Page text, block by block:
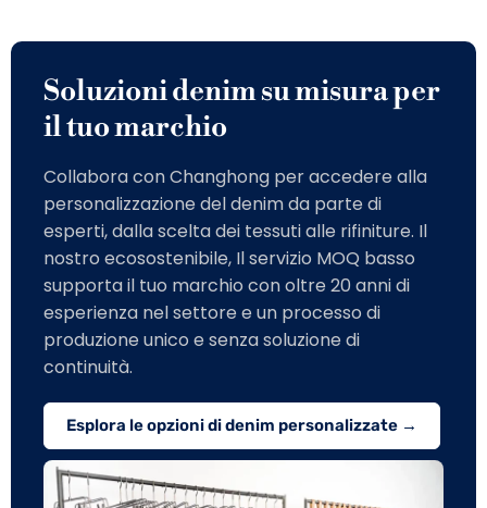
Soluzioni denim su misura per
il tuo marchio
Collabora con Changhong per accedere alla
personalizzazione del denim da parte di
esperti, dalla scelta dei tessuti alle rifiniture. Il
nostro ecosostenibile, Il servizio MOQ basso
supporta il tuo marchio con oltre 20 anni di
esperienza nel settore e un processo di
produzione unico e senza soluzione di
continuità.
Esplora le opzioni di denim personalizzate →